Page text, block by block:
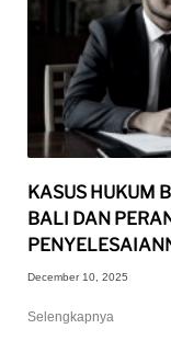
KASUS HUKUM
BALI DAN
December 10, 2025
Selengkapnya